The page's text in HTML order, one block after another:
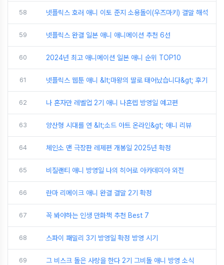
58 넷플릭스 호러 애니 이토 준지 소용돌이(우즈마키) 결말 해석
59 넷플릭스 완결 일본 애니 애니메이션 추천 6선
60 2024년 최고 애니메이션 일본 애니 순위 TOP10
61 넷플릭스 웹툰 애니 &lt;마왕의 딸로 태어났습니다&gt; 후기
62 나 혼자만 레벨업 2기 애니 나혼렙 방영일 예고편
63 양산형 시대를 연 &lt;소드 아트 온라인&gt; 애니 리뷰
64 체인소 맨 극장판 레제편 개봉일 2025년 확정
65 비질랜티 애니 방영일 나의 히어로 아카데미아 외전
66 란마 리메이크 애니 완결 결말 2기 확정
67 꼭 봐야하는 인생 만화책 추천 Best 7
68 스파이 패밀리 3기 방영일 확정 방영 시기
69 그 비스크 돌은 사랑을 한다 2기 그비돌 애니 방영 소식